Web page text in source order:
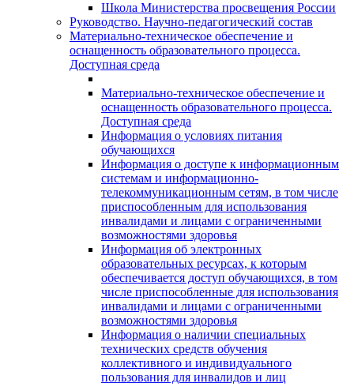
Школа Министерства просвещения России
Руководство. Научно-педагогический состав
Материально-техническое обеспечение и
оснащенность образовательного процесса.
Доступная среда
Материально-техническое обеспечение и
оснащенность образовательного процесса.
Доступная среда
Информация о условиях питания
обучающихся
Информация о доступе к информационным
системам и информационно-
телекоммуникационным сетям, в том числе
приспособленным для использования
инвалидами и лицами с ограниченными
возможностями здоровья
Информация об электронных
образовательных ресурсах, к которым
обеспечивается доступ обучающихся, в том
числе приспособленные для использования
инвалидами и лицами с ограниченными
возможностями здоровья
Информация о наличии специальных
технических средств обучения
коллективного и индивидуального
пользования для инвалидов и лиц